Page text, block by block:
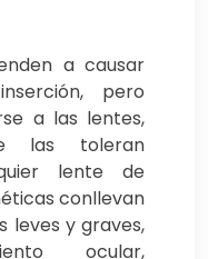
a causar
pero
a las lentes,
las toleran
lente de
conllevan
leves y graves,
ocular,